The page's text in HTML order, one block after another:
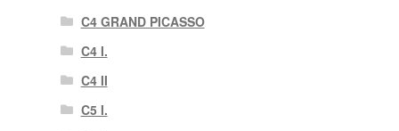
C4 GRAND PICASSO
C4 I.
C4 II
C5 I.